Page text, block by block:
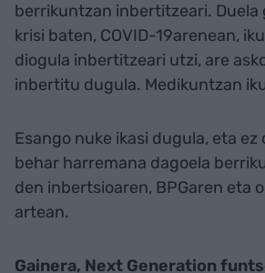
berrikuntzan inbertitzeari. Duela
krisi baten, COVID-19arenean,
diogula inbertitzeari utzi, are
inbertitu dugula. Medikuntzan
Esango nuke ikasi dugula, eta ez
behar harremana dagoela
den inbertsioaren, BPGaren eta
artean.
Gainera, Next Generation